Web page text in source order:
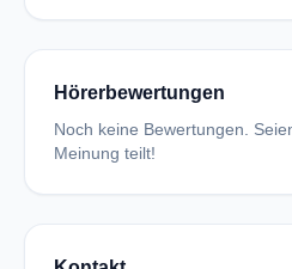
Hörerbewertungen
Noch keine Bewertungen.
Meinung teilt!